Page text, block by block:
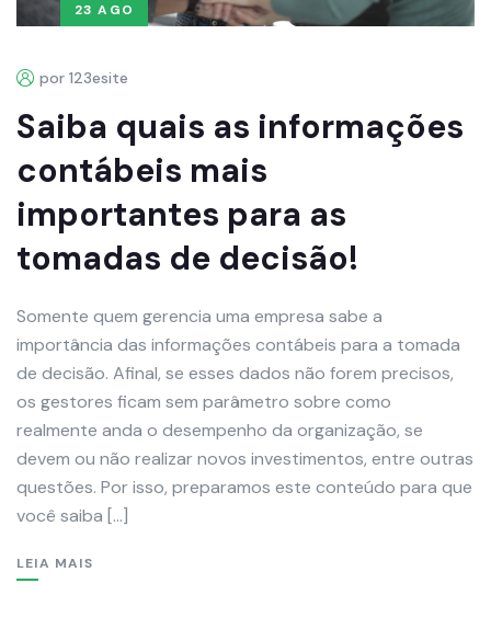
23 AGO
por 123esite
Saiba quais as informações
contábeis mais
importantes para as
tomadas de decisão!
Somente quem gerencia uma empresa sabe a
importância das informações contábeis para a tomada
de decisão. Afinal, se esses dados não forem precisos,
os gestores ficam sem parâmetro sobre como
realmente anda o desempenho da organização, se
devem ou não realizar novos investimentos, entre outras
questões. Por isso, preparamos este conteúdo para que
você saiba […]
LEIA MAIS